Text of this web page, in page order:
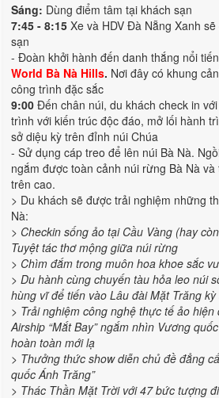
Sáng: Dùng điểm tâm tại khách sạn
7:45 - 8:15 Xe và HDV Đà Nẵng Xanh
sạn
- Đoàn khởi hành đến danh thắng nổi
World Bà Nà Hills. Nơi đây có khung
công trình đặc sắc
9:00 Đến chân núi, du khách check in
trình với kiến trúc độc đáo, mở lối hành
sở diệu kỳ trên đỉnh núi Chúa
- Sử dụng cáp treo để lên núi Bà Nà.
ngắm được toàn cảnh núi rừng Bà Nà
trên cao.
> Du khách sẽ được trải nghiệm những
Nà:
> Checkin sống ảo tại Cầu Vàng (hay
Tuyệt tác thơ mộng giữa núi rừng
> Chìm đắm trong muôn hoa khoe sắc
> Du hành cùng chuyến tàu hỏa leo núi
hùng vĩ để tiến vào Lâu đài Mặt Trăng kỳ
> Trải nghiệm công nghệ thực tế ảo
Airship “Mắt Bay” ngắm nhìn Vương
hoàn toàn mới lạ
> Thưởng thức show diễn chủ đề đẳng
quốc Ánh Trăng”
> Thác Thần Mặt Trời với 47 bức tượng